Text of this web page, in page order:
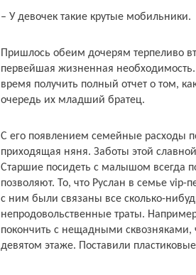
– У девочек такие крутые мобильники.
Пришлось обеим дочерям терпеливо
первейшая жизненная
время получить полный отчет о том,
очередь их младший братец.
С его появлением семейные расходы
приходящая няня. Заботы этой
Старшие посидеть с малышом всегда
позволяют. То, что Руслан в семье
с ним были связаны все сколько-
непродовольственные траты.
покончить с нещадными сквозняками,
девятом этаже. Поставили